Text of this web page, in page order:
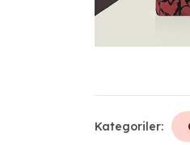
Kategoriler: